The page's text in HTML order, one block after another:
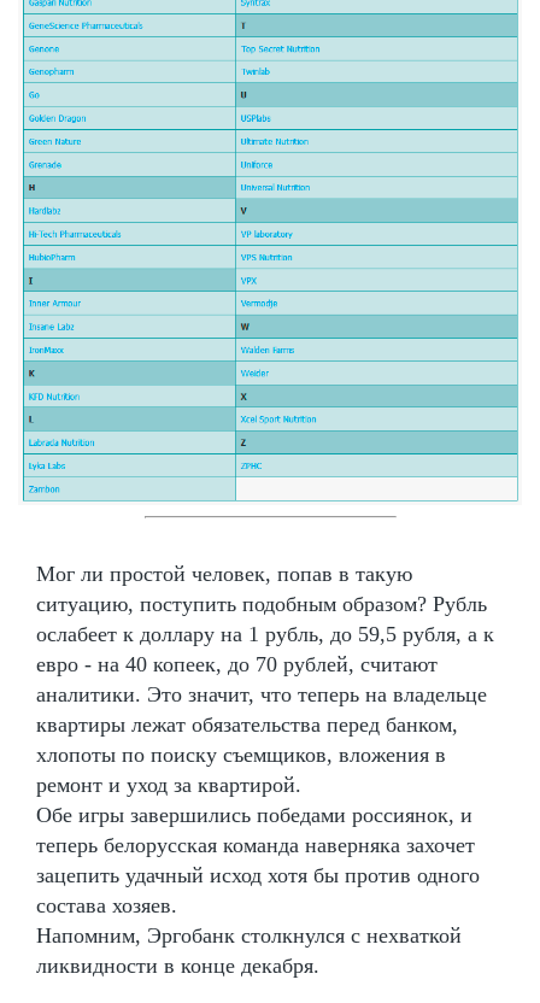
Мог ли простой человек, попав в такую
ситуацию, поступить подобным образом? Рубль
ослабеет к доллару на 1 рубль, до 59,5 рубля, а к
евро - на 40 копеек, до 70 рублей, считают
аналитики. Это значит, что теперь на владельце
квартиры лежат обязательства перед банком,
хлопоты по поиску съемщиков, вложения в
ремонт и уход за квартирой.
Обе игры завершились победами россиянок, и
теперь белорусская команда наверняка захочет
зацепить удачный исход хотя бы против одного
состава хозяев.
Напомним, Эргобанк столкнулся с нехваткой
ликвидности в конце декабря.